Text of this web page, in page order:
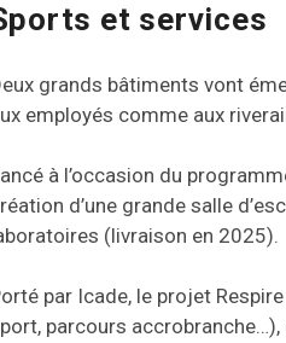
et services
grands bâtiments vont
employés comme aux
à l’occasion du
d’une grande salle
(livraison en 2025).
par Icade, le projet
parcours